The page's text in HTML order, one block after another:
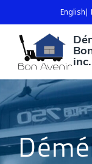
English
inc.